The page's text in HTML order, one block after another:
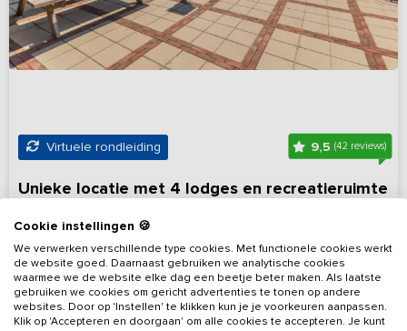
Virtuele rondleiding 9,5(42 reviews)
Unieke locatie met 4 lodges en recreatieruimte
8 - 15 4 6 Nee
Bekijk details
Cookie instellingen 🍪
We verwerken verschillende type cookies. Met functionele cookies werkt
de website goed. Daarnaast gebruiken we analytische cookies
waarmee we de website elke dag een beetje beter maken. Als laatste
gebruiken we cookies om gericht advertenties te tonen op andere
websites. Door op 'Instellen' te klikken kun je je voorkeuren aanpassen.
Klik op 'Accepteren en doorgaan' om alle cookies te accepteren. Je kunt